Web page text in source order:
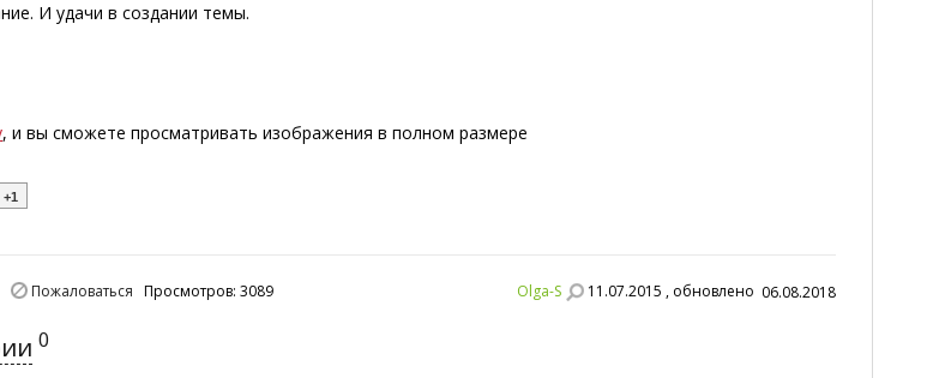
И удачи в создании темы.
, и вы сможете просматривать изображения в полном размере
+1
Olga-S 11.07.2015 , обновлено 06.08.2018
Пожаловаться Просмотров: 3089
0